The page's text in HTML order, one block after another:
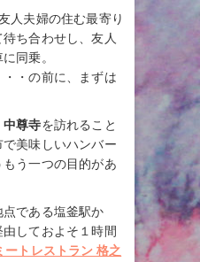
人夫婦の住む最寄り
ち合わせし、友人
同乗。
・・の前に、まずは
中尊寺を訪れること
美味しいハンバー
う一つの目的があ
点である塩釜駅か
しておよそ１時間
ートレストラン 格之